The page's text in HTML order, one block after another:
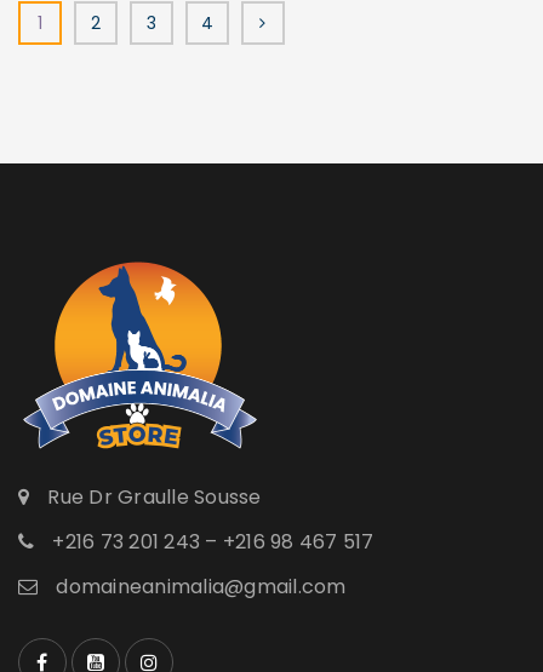
1 2 3 4
Rue Dr Graulle Sousse
+216 73 201 243 – +216 98 467 517
domaineanimalia@gmail.com